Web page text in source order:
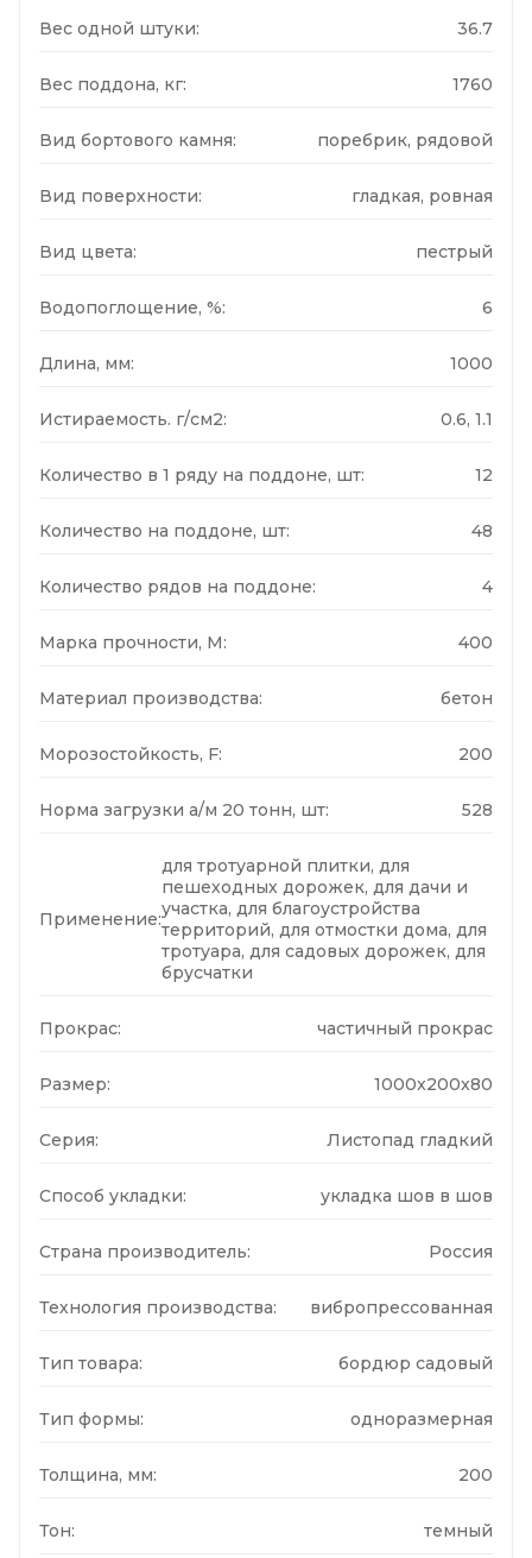
Вес одной штуки: 36.7
Вес поддона, кг: 1760
Вид бортового камня: поребрик, рядовой
Вид поверхности: гладкая, ровная
Вид цвета: пестрый
Водопоглощение, %: 6
Длина, мм: 1000
Истираемость. г/см2: 0.6, 1.1
Количество в 1 ряду на поддоне, шт: 12
Количество на поддоне, шт: 48
Количество рядов на поддоне: 4
Марка прочности, М: 400
Материал производства: бетон
Морозостойкость, F: 200
Норма загрузки а/м 20 тонн, шт: 528
Применение:
для тротуарной плитки, для
пешеходных дорожек, для дачи и
участка, для благоустройства
территорий, для отмостки дома, для
тротуара, для садовых дорожек, для
брусчатки
Прокрас: частичный прокрас
Размер: 1000x200x80
Серия: Листопад гладкий
Способ укладки: укладка шов в шов
Страна производитель: Россия
Технология производства: вибропрессованная
Тип товара: бордюр садовый
Тип формы: одноразмерная
Толщина, мм: 200
Тон: темный